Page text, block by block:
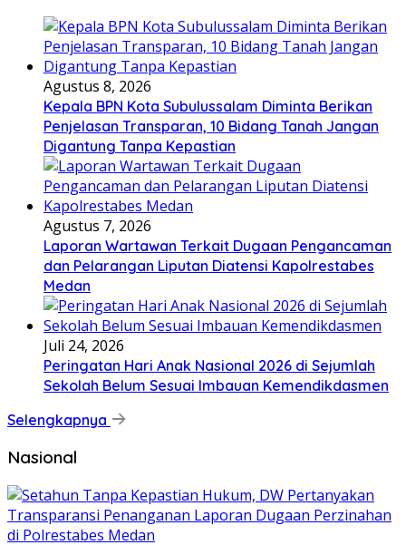
Agustus 8, 2026
Kepala BPN Kota Subulussalam Diminta Berikan
Penjelasan Transparan, 10 Bidang Tanah Jangan
Digantung Tanpa Kepastian
Agustus 7, 2026
Laporan Wartawan Terkait Dugaan Pengancaman
dan Pelarangan Liputan Diatensi Kapolrestabes
Medan
Juli 24, 2026
Peringatan Hari Anak Nasional 2026 di Sejumlah
Sekolah Belum Sesuai Imbauan Kemendikdasmen
Selengkapnya
Nasional